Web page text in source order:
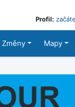
Profil:
Změny Mapy